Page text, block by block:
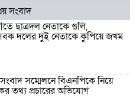
সংবাদ
ছাত্রদল নেতাকে গুলি,
দলের দুই নেতাকে কুপিয়ে জখম
সম্মেলনে বিএনপিকে নিয়ে
তথ্য প্রচারের অভিযোগ